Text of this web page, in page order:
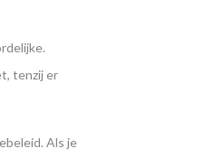
tenzij er
Als je